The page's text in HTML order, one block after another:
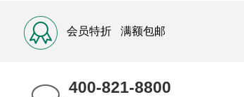
会员特折 满额包邮
400-821-8800